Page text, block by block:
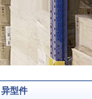
异型件